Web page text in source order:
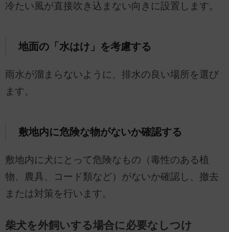
冷たい風が直接吹き込まない向きに設置します。
地面の「水はけ」を考慮する
雨水が溜まらないように、排水の良い場所を選び
ます。
敷地内に危険な物がないか確認する
敷地内に犬にとって危険なもの（毒性のある植
物、農具、コード類など）がないか確認し、撤去
または対策を行います。
柴犬を外飼いする場合に必要なしつけ